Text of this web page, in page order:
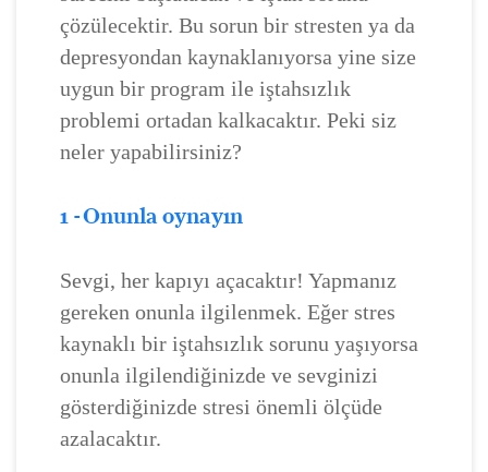
çözülecektir. Bu sorun bir stresten ya da
depresyondan kaynaklanıyorsa yine size
uygun bir program ile iştahsızlık
problemi ortadan kalkacaktır. Peki siz
neler yapabilirsiniz?
1 - Onunla oynayın
Sevgi, her kapıyı açacaktır! Yapmanız
gereken onunla ilgilenmek. Eğer stres
kaynaklı bir iştahsızlık sorunu yaşıyorsa
onunla ilgilendiğinizde ve sevginizi
gösterdiğinizde stresi önemli ölçüde
azalacaktır.